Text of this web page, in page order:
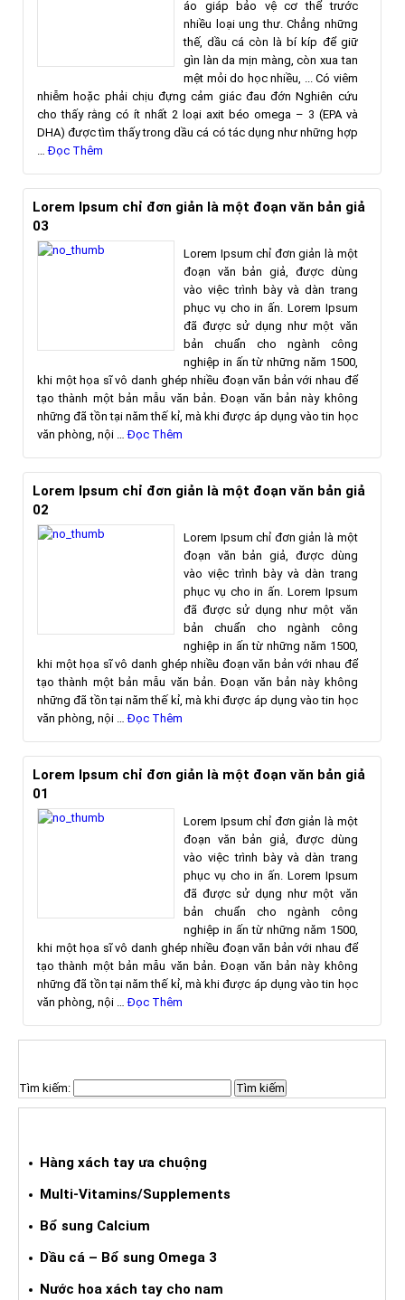
áo giáp bảo vệ cơ thể trước
nhiều loại ung thư. Chẳng những
thế, dầu cá còn là bí kíp để giữ
gìn làn da mịn màng, còn xua tan
mệt mỏi do học nhiều, ... Có viêm
nhiễm hoặc phải chịu đựng cảm giác đau đớn Nghiên cứu
cho thấy rằng có ít nhất 2 loại axit béo omega – 3 (EPA và
DHA) được tìm thấy trong dầu cá có tác dụng như những hợp
…Đọc Thêm
Lorem Ipsum chỉ đơn giản là một đoạn văn bản giả
03
Lorem Ipsum chỉ đơn giản là một
đoạn văn bản giả, được dùng
vào việc trình bày và dàn trang
phục vụ cho in ấn. Lorem Ipsum
đã được sử dụng như một văn
bản chuẩn cho ngành công
nghiệp in ấn từ những năm 1500,
khi một họa sĩ vô danh ghép nhiều đoạn văn bản với nhau để
tạo thành một bản mẫu văn bản. Đoạn văn bản này không
những đã tồn tại năm thế kỉ, mà khi được áp dụng vào tin học
văn phòng, nội …Đọc Thêm
Lorem Ipsum chỉ đơn giản là một đoạn văn bản giả
02
Lorem Ipsum chỉ đơn giản là một
đoạn văn bản giả, được dùng
vào việc trình bày và dàn trang
phục vụ cho in ấn. Lorem Ipsum
đã được sử dụng như một văn
bản chuẩn cho ngành công
nghiệp in ấn từ những năm 1500,
khi một họa sĩ vô danh ghép nhiều đoạn văn bản với nhau để
tạo thành một bản mẫu văn bản. Đoạn văn bản này không
những đã tồn tại năm thế kỉ, mà khi được áp dụng vào tin học
văn phòng, nội …Đọc Thêm
Lorem Ipsum chỉ đơn giản là một đoạn văn bản giả
01
Lorem Ipsum chỉ đơn giản là một
đoạn văn bản giả, được dùng
vào việc trình bày và dàn trang
phục vụ cho in ấn. Lorem Ipsum
đã được sử dụng như một văn
bản chuẩn cho ngành công
nghiệp in ấn từ những năm 1500,
khi một họa sĩ vô danh ghép nhiều đoạn văn bản với nhau để
tạo thành một bản mẫu văn bản. Đoạn văn bản này không
những đã tồn tại năm thế kỉ, mà khi được áp dụng vào tin học
văn phòng, nội …Đọc Thêm
Tìm kiếm:
Hàng xách tay ưa chuộng
Multi-Vitamins/Supplements
Bổ sung Calcium
Dầu cá – Bổ sung Omega 3
Nước hoa xách tay cho nam